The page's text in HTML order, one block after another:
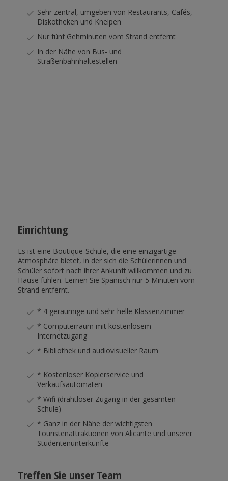
Sehr zentral, umgeben von Restaurants, Cafés,
Diskotheken und Kneipen
Nur fünf Gehminuten vom Strand entfernt
In der Nähe von Bus- und
Straßenbahnhaltestellen
Einrichtung
Es ist eine Boutique-Schule, die eine einzigartige
Atmosphäre bietet, in der sich die Schülerinnen und
Schüler sofort nach ihrer Ankunft willkommen und zu
Hause fühlen. Lernen Sie Spanisch nur 5 Minuten vom
Strand entfernt.
* 4 geräumige und sehr helle Klassenzimmer
* Computerraum mit kostenlosem
Internetzugang
* Bibliothek und audiovisueller Raum
* Kostenloser Kopierservice und
Verkaufsautomaten
* Wifi (drahtloser Zugang in der gesamten
Schule)
* Ganz in der Nähe der wichtigsten
Touristenattraktionen von Alicante und unserer
Studentenunterkünfte
Treffen Sie unser Team